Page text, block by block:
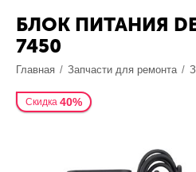
БЛОК ПИТАНИЯ
7450
Главная / Запчасти для ремонта /
Скидка 40%